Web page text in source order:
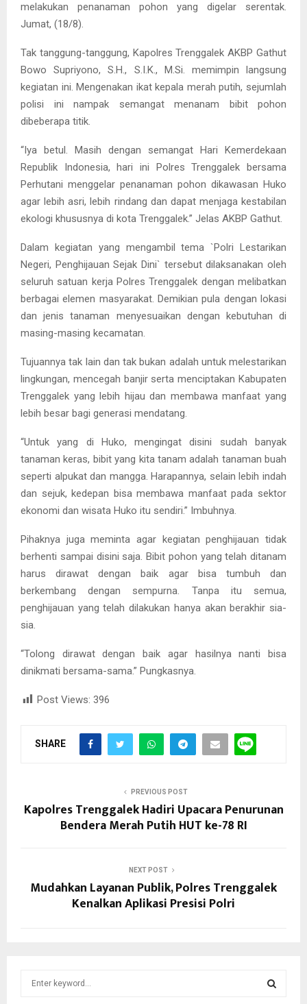
melakukan penanaman pohon yang digelar serentak.
Jumat, (18/8).
Tak tanggung-tanggung, Kapolres Trenggalek AKBP Gathut
Bowo Supriyono, S.H., S.I.K., M.Si. memimpin langsung
kegiatan ini. Mengenakan ikat kepala merah putih, sejumlah
polisi ini nampak semangat menanam bibit pohon
dibeberapa titik.
“Iya betul. Masih dengan semangat Hari Kemerdekaan
Republik Indonesia, hari ini Polres Trenggalek bersama
Perhutani menggelar penanaman pohon dikawasan Huko
agar lebih asri, lebih rindang dan dapat menjaga kestabilan
ekologi khususnya di kota Trenggalek.” Jelas AKBP Gathut.
Dalam kegiatan yang mengambil tema `Polri Lestarikan
Negeri, Penghijauan Sejak Dini` tersebut dilaksanakan oleh
seluruh satuan kerja Polres Trenggalek dengan melibatkan
berbagai elemen masyarakat. Demikian pula dengan lokasi
dan jenis tanaman menyesuaikan dengan kebutuhan di
masing-masing kecamatan.
Tujuannya tak lain dan tak bukan adalah untuk melestarikan
lingkungan, mencegah banjir serta menciptakan Kabupaten
Trenggalek yang lebih hijau dan membawa manfaat yang
lebih besar bagi generasi mendatang.
“Untuk yang di Huko, mengingat disini sudah banyak
tanaman keras, bibit yang kita tanam adalah tanaman buah
seperti alpukat dan mangga. Harapannya, selain lebih indah
dan sejuk, kedepan bisa membawa manfaat pada sektor
ekonomi dan wisata Huko itu sendiri.” Imbuhnya.
Pihaknya juga meminta agar kegiatan penghijauan tidak
berhenti sampai disini saja. Bibit pohon yang telah ditanam
harus dirawat dengan baik agar bisa tumbuh dan
berkembang dengan sempurna. Tanpa itu semua,
penghijauan yang telah dilakukan hanya akan berakhir sia-
sia.
“Tolong dirawat dengan baik agar hasilnya nanti bisa
dinikmati bersama-sama.” Pungkasnya.
Post Views: 396
SHARE
PREVIOUS POST
Kapolres Trenggalek Hadiri Upacara Penurunan
Bendera Merah Putih HUT ke-78 RI
NEXT POST
Mudahkan Layanan Publik, Polres Trenggalek
Kenalkan Aplikasi Presisi Polri